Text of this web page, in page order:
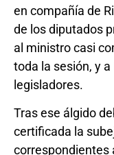
en compañía de
de los diputados
al ministro casi
toda la sesión, y
legisladores.
Tras ese álgido
certificada la
correspondientes